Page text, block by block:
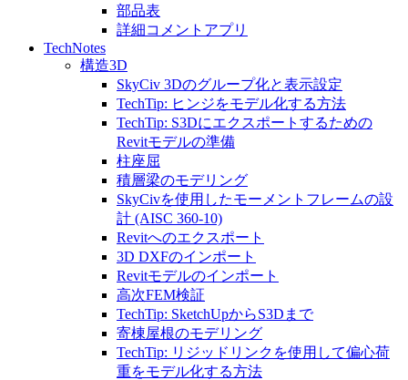
部品表
詳細コメントアプリ
TechNotes
構造3D
SkyCiv 3Dのグループ化と表示設定
TechTip: ヒンジをモデル化する方法
TechTip: S3Dにエクスポートするための
Revitモデルの準備
柱座屈
積層梁のモデリング
SkyCivを使用したモーメントフレームの設
計 (AISC 360-10)
Revitへのエクスポート
3D DXFのインポート
Revitモデルのインポート
高次FEM検証
TechTip: SketchUpからS3Dまで
寄棟屋根のモデリング
TechTip: リジッドリンクを使用して偏心荷
重をモデル化する方法